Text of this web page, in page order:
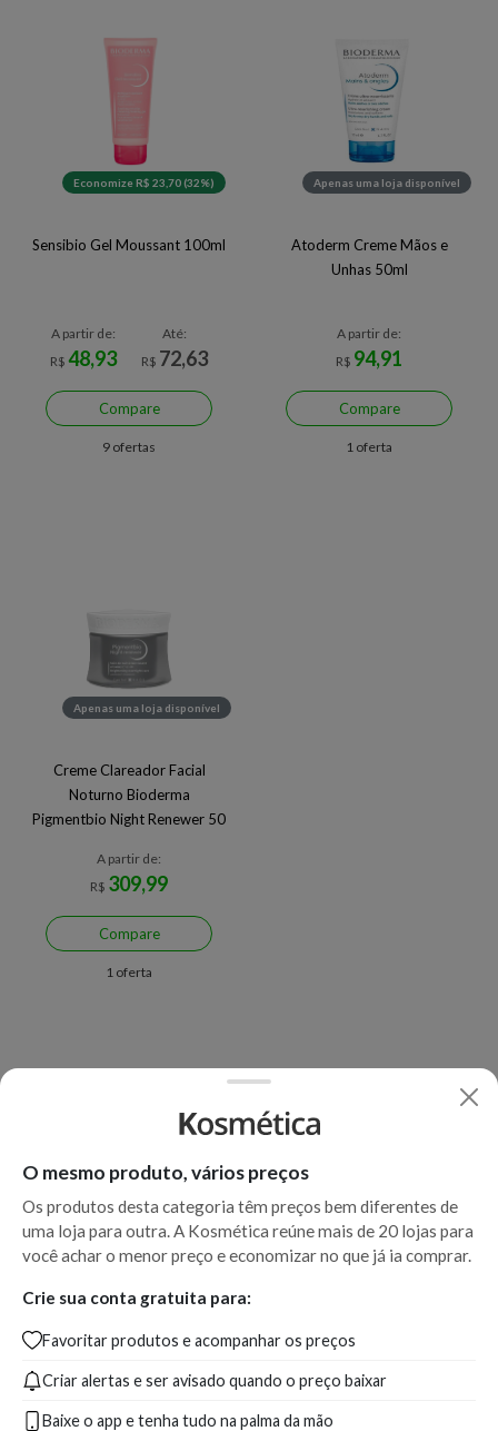
Economize R$ 23,70 (32%)
Sensibio Gel Moussant 100ml
A partir de:
R$48,93
Até:
R$ 72,63
Compare
9 ofertas
Apenas uma loja disponível
Atoderm Creme Mãos e
Unhas 50ml
A partir de:
R$ 94,91
Compare
1 oferta
Apenas uma loja disponível
Creme Clareador Facial
Noturno Bioderma
Pigmentbio Night Renewer 50
A partir de:
R$ 309,99
Compare
1 oferta
O mesmo produto, vários preços
Os produtos desta categoria têm preços bem diferentes de
uma loja para outra. A Kosmética reúne mais de 20 lojas para
você achar o menor preço e economizar no que já ia comprar.
Crie sua conta gratuita para:
Favoritar produtos e acompanhar os preços
Criar alertas e ser avisado quando o preço baixar
Baixe o app e tenha tudo na palma da mão